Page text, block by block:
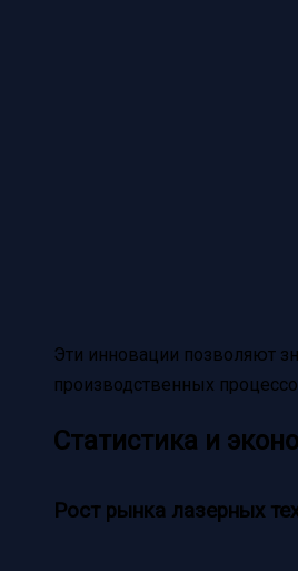
Эти инновации позволяют
производственных
Статистика и
Рост рынка лазерных